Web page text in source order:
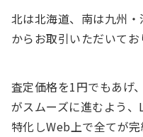
北は北海道、南は九州
からお取引いただいてお
査定価格を1円でもあげ
がスムーズに進むよう
特化しWeb上で全てが